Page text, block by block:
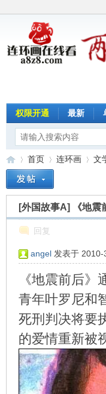
权限开通 最新
»
首页
›
连环画
›
文
[外国故事A] 《地震
回复
angel 发表于 2010-
《地震前后
青年叶罗尼和
死刑判决将要
的爱情重新被